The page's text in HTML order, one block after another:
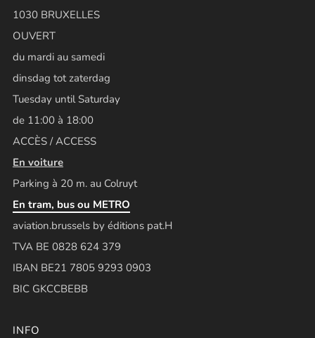
1030 BRUXELLES
OUVERT
du mardi au samedi
dinsdag tot zaterdag
Tuesday until Saturday
de 11:00 à 18:00
ACCÈS / ACCESS
En voiture
Parking à 20 m. au Colruyt
En tram, bus ou METRO
aviation.brussels by éditions pat.H
TVA BE 0828 624 379
IBAN BE21 7805 9293 0903
BIC GKCCBEBB
INFO